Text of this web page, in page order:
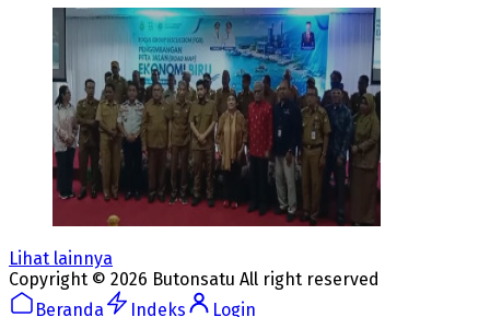
Lihat lainnya
Copyright © 2026 Butonsatu All right reserved
Beranda
Indeks Login